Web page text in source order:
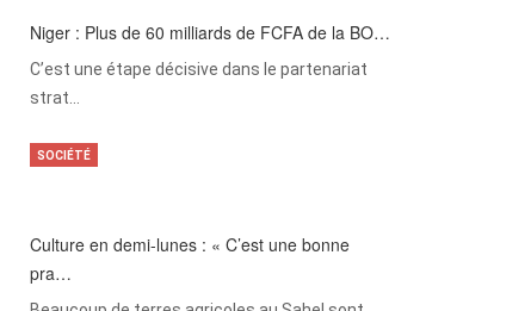
Niger : Plus de 60 milliards de FCFA de la BO…
C’est une étape décisive dans le partenariat
strat…
Culture en demi-lunes : « C’est une bonne
pra…
SOCIÉTÉ